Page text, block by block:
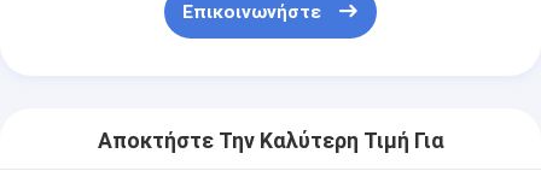
Επικοινωνήστε
Αποκτήστε Την Καλύτερη Τιμή Για